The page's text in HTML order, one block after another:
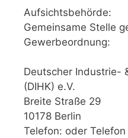
Aufsichtsbehörde:
Gemeinsame Stelle
Gewerbeordnung:
Deutscher Industrie-
(DIHK) e.V.
Breite Straße 29
10178 Berlin
Telefon: oder